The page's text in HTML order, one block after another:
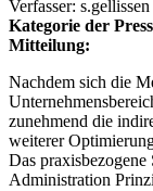
Verfasser: s.gellissen
Kategorie der
Mitteilung:
Nachdem sich die
zunehmend die
weiterer
Das
Administration